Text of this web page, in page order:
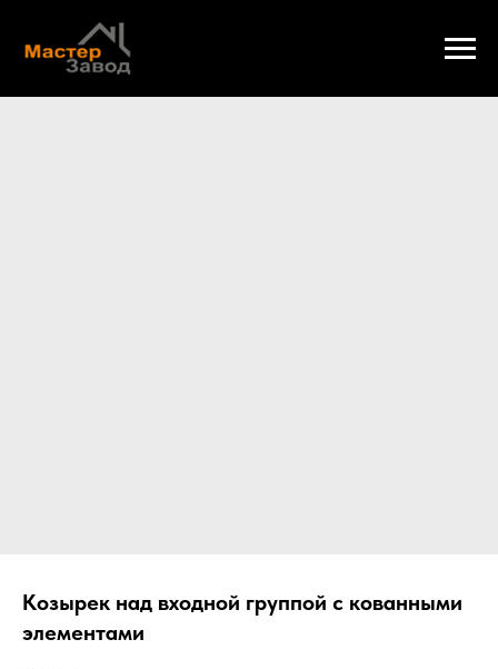
Козырек над входной группой с кованными
элементами